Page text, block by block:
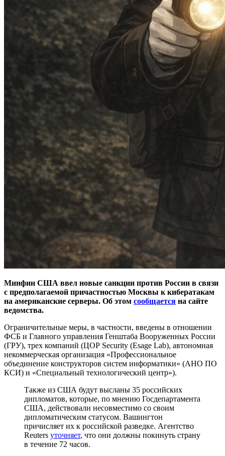
Минфин США ввел новые санкции против России в связи
с предполагаемой причастностью Москвы к кибератакам
на американские серверы. Об этом сообщается на сайте
ведомства.
Ограничительные меры, в частности, введены в отношении
ФСБ и Главного управления Генштаба Вооруженных России
(ГРУ), трех компаний (ЦОР Security (Esage Lab), автономная
некоммерческая организация «Профессиональное
объединение конструкторов систем информатики» (АНО ПО
КСИ) и «Специальный технологический центр»).
Также из США будут высланы 35 российских
дипломатов, которые, по мнению Госдепартамента
США, действовали несовместимо со своим
дипломатическим статусом. Вашингтон
причисляет их к российской разведке. Агентство
Reuters уточняет, что они должны покинуть страну
в течение 72 часов.